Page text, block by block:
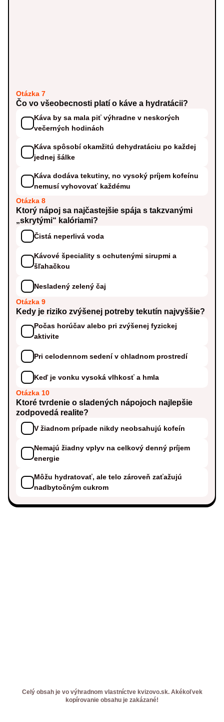
Otázka 7
Čo vo všeobecnosti platí o káve a hydratácii?
Káva by sa mala piť výhradne v neskorých
večerných hodinách
Káva spôsobí okamžitú dehydratáciu po každej
jednej šálke
Káva dodáva tekutiny, no vysoký príjem kofeínu
nemusí vyhovovať každému
Otázka 8
Ktorý nápoj sa najčastejšie spája s takzvanými
„skrytými“ kalóriami?
Čistá neperlivá voda
Kávové špeciality s ochutenými sirupmi a
šľahačkou
Nesladený zelený čaj
Otázka 9
Kedy je riziko zvýšenej potreby tekutín najvyššie?
Počas horúčav alebo pri zvýšenej fyzickej
aktivite
Pri celodennom sedení v chladnom prostredí
Keď je vonku vysoká vlhkosť a hmla
Otázka 10
Ktoré tvrdenie o sladených nápojoch najlepšie
zodpovedá realite?
V žiadnom prípade nikdy neobsahujú kofeín
Nemajú žiadny vplyv na celkový denný príjem
energie
Môžu hydratovať, ale telo zároveň zaťažujú
nadbytočným cukrom
Celý obsah je vo výhradnom vlastníctve kvizovo.sk. Akékoľvek
kopírovanie obsahu je zakázané!